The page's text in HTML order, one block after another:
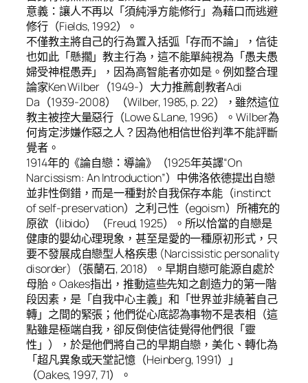
意義：讓人不再以「須純淨方能修行」為藉口而逃避
修行（Fields, 1992）。
不僅教主將自己的行為置入括弧「存而不論」，信徒
也如此「懸擱」教主行為，這不能單純視為「愚夫愚
婦受神棍愚弄」，因為高智能者亦如是。例如整合理
論家Ken Wilber（1949-）大力推薦創教者Adi
Da（1939-2008）（Wilber, 1985, p. 22），雖然這位
教主被控大量惡行（Lowe & Lane, 1996）。Wilber為
何肯定涉嫌作惡之人？因為他相信世俗判準不能評斷
覺者。
1914年的《論自戀：導論》（1925年英譯“On
Narcissism: An Introduction”）中佛洛依德提出自戀
並非性倒錯，而是一種對於自我保存本能（instinct
of self-preservation）之利己性（egoism）所補充的
原欲（libido）（Freud, 1925）。所以恰當的自戀是
健康的嬰幼心理現象，甚至是愛的一種原初形式，只
要不發展成自戀型人格疾患 (Narcissistic personality
disorder)（張蘭石, 2018）。早期自戀可能源自處於
母胎。Oakes指出，推動這些先知之創造力的第一階
段因素，是「自我中心主義」和「世界並非繞著自己
轉」之間的緊張；他們從心底認為事物不是表相（這
點雖是極端自我，卻反倒使信徒覺得他們很「靈
性」），於是他們將自己的早期自戀，美化、轉化為
「超凡異象或天堂記憶（Heinberg, 1991）」
（Oakes, 1997, 71）。